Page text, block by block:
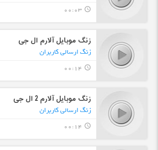
query_builder
00:03
زنگ موبایل آلارم ال جی
زنگ ارسالی کاربران
query_builder
00:14
زنگ موبایل آلارم 2 ال جی
زنگ ارسالی کاربران
query_builder
00:14